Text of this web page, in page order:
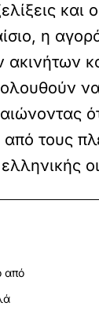
και
η
ακινήτων
να
τους
από